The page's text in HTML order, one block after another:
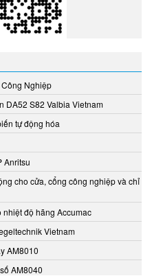
Nghiệp
DA52 S82 Valbia Vietnam
tự động hóa
Anritsu
cho cửa, cổng công nghiệp và chỉ
độ hãng Accumac
Vietnam
AM8010
AM8040